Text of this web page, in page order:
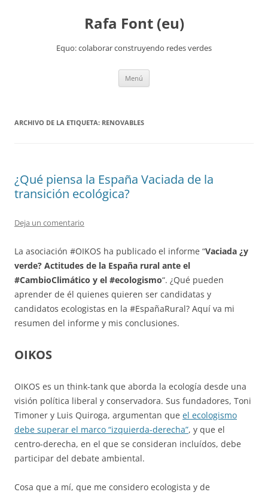
Rafa Font (eu)
Equo: colaborar construyendo redes verdes
Menú
ARCHIVO DE LA ETIQUETA: RENOVABLES
¿Qué piensa la España Vaciada de la
transición ecológica?
Deja un comentario
La asociación #OIKOS ha publicado el informe “Vaciada ¿y
verde? Actitudes de la España rural ante el
#CambioClimático y el #ecologismo“. ¿Qué pueden
aprender de él quienes quieren ser candidatas y
candidatos ecologistas en la #EspañaRural? Aquí va mi
resumen del informe y mis conclusiones.
OIKOS
OIKOS es un think-tank que aborda la ecología desde una
visión política liberal y conservadora. Sus fundadores, Toni
Timoner y Luis Quiroga, argumentan que el ecologismo
debe superar el marco “izquierda-derecha”, y que el
centro-derecha, en el que se consideran incluídos, debe
participar del debate ambiental.
Cosa que a mí, que me considero ecologista y de